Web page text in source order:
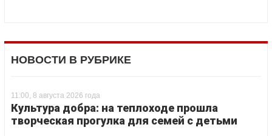
НОВОСТИ В РУБРИКЕ
11:00, 8 августа 2026 года
Культура добра: на теплоходе прошла
творческая прогулка для семей с детьми